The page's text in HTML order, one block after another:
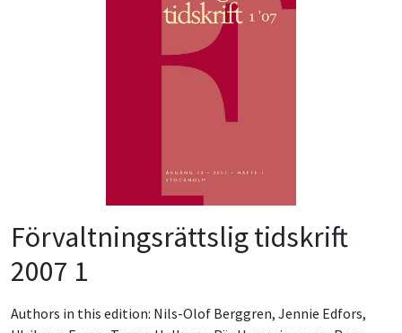
Förvaltningsrättslig tidskrift
2007 1
Authors in this edition: Nils-Olof Berggren, Jennie Edfors,